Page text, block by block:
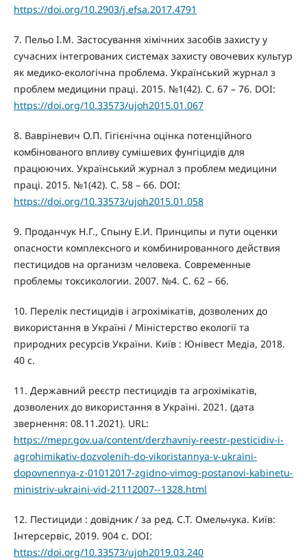
https://doi.org/10.2903/j.efsa.2017.4791
7. Пельо І.М. Застосування хімічних засобів захисту у
сучасних інтегрованих системах захисту овочевих культур
як медико-екологічна проблема. Український журнал з
проблем медицини праці. 2015. №1(42). С. 67 – 76. DOI:
https://doi.org/10.33573/ujoh2015.01.067
8. Вавріневич О.П. Гігієнічна оцінка потенційного
комбінованого впливу сумішевих фунгіцидів для
працюючих. Український журнал з проблем медицини
праці. 2015. №1(42). С. 58 – 66. DOI:
https://doi.org/10.33573/ujoh2015.01.058
9. Проданчук Н.Г., Спыну Е.И. Принципы и пути оценки
опасности комплексного и комбинированного действия
пестицидов на организм человека. Современные
проблемы токсикологии. 2007. №4. С. 62 – 66.
10. Перелік пестицидів і агрохімікатів, дозволених до
використання в Україні / Міністерство екології та
природних ресурсів України. Київ : Юнівест Медіа, 2018.
40 с.
11. Державний реєстр пестицидів та агрохімікатів,
дозволених до використання в Україні. 2021. (дата
звернення: 08.11.2021). URL:
https://mepr.gov.ua/content/derzhavniy-reestr-pesticidiv-i-
agrohimikativ-dozvolenih-do-vikoristannya-v-ukraini-
dopovnennya-z-01012017-zgidno-vimog-postanovi-kabinetu-
ministriv-ukraini-vid-21112007--1328.html
12. Пестициди : довідник / за ред. С.Т. Омельчука. Київ:
Інтерсервіс, 2019. 904 с. DOI:
https://doi.org/10.33573/ujoh2019.03.240